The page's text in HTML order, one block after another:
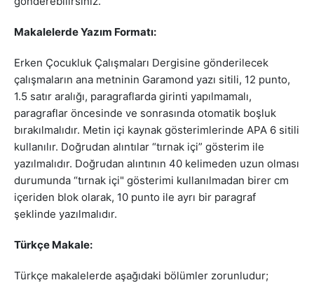
Makalelerde Yazım Formatı:
Erken Çocukluk Çalışmaları Dergisine gönderilecek
çalışmaların ana metninin Garamond yazı sitili, 12 punto,
1.5 satır aralığı, paragraflarda girinti yapılmamalı,
paragraflar öncesinde ve sonrasında otomatik boşluk
bırakılmalıdır. Metin içi kaynak gösterimlerinde APA 6 sitili
kullanılır. Doğrudan alıntılar “tırnak içi” gösterim ile
yazılmalıdır. Doğrudan alıntının 40 kelimeden uzun olması
durumunda “tırnak içi" gösterimi kullanılmadan birer cm
içeriden blok olarak, 10 punto ile ayrı bir paragraf
şeklinde yazılmalıdır.
Türkçe Makale:
Türkçe makalelerde aşağıdaki bölümler zorunludur;